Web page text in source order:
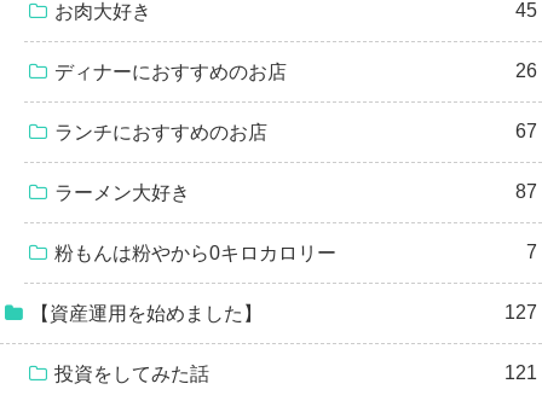
お肉大好き 45
ディナーにおすすめのお店 26
ランチにおすすめのお店 67
ラーメン大好き 87
粉もんは粉やから0キロカロリー 7
【資産運用を始めました】 127
投資をしてみた話 121